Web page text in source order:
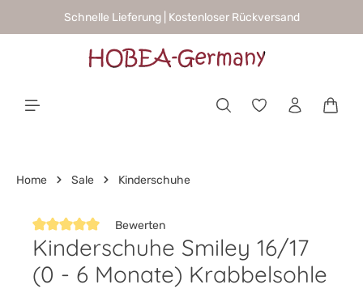
springenSchnelle Lieferung | Kostenloser Rückversand
Home Sale Kinderschuhe
Durchschnittliche Bewertung von 5 von 5 Sternen
Bewerten
Kinderschuhe Smiley 16/17
(0 - 6 Monate) Krabbelsohle